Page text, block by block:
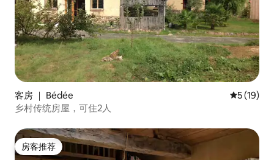
客房 ｜ Bédée 平均评分
5 (19)
乡村传统房屋，可住2人
房客推荐
房客推荐